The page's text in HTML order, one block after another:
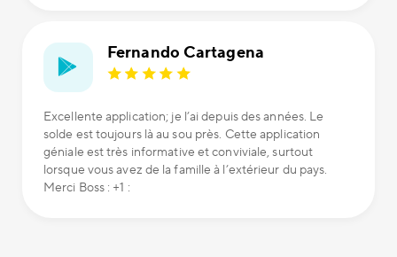
Fernando Cartagena
Excellente application; je l’ai depuis des années. Le
solde est toujours là au sou près. Cette application
géniale est très informative et conviviale, surtout
lorsque vous avez de la famille à l’extérieur du pays.
Merci Boss : +1 :